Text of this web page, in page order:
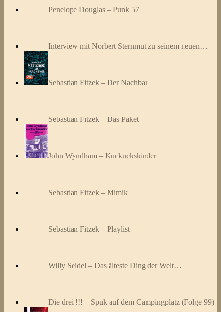
Penelope Douglas – Punk 57
Interview mit Norbert Sternmut zu seinem neuen…
Sebastian Fitzek – Der Nachbar
Sebastian Fitzek – Das Paket
John Wyndham – Kuckuckskinder
Sebastian Fitzek – Mimik
Sebastian Fitzek – Playlist
Willy Seidel – Das älteste Ding der Welt…
Die drei !!! – Spuk auf dem Campingplatz (Folge 99)